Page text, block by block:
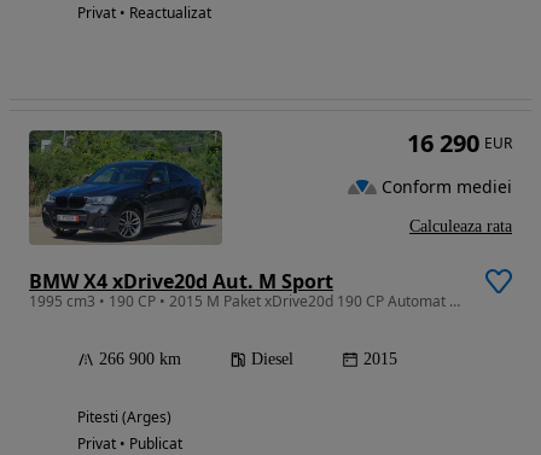
Privat • Reactualizat
BMW X4 xDrive20d Aut. M Sport
1995 cm3 • 190 CP • 2015 M Paket xDrive20d 190 CP Automat Navi Mare Camera Bi Xenon Piele
266 900 km Diesel 2015
Pitesti (Arges)
Privat • Publicat
16 290 EUR
Conform mediei
Calculeaza rata